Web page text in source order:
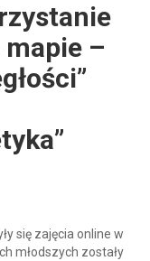
–
się zajęcia online w
młodszych zostały